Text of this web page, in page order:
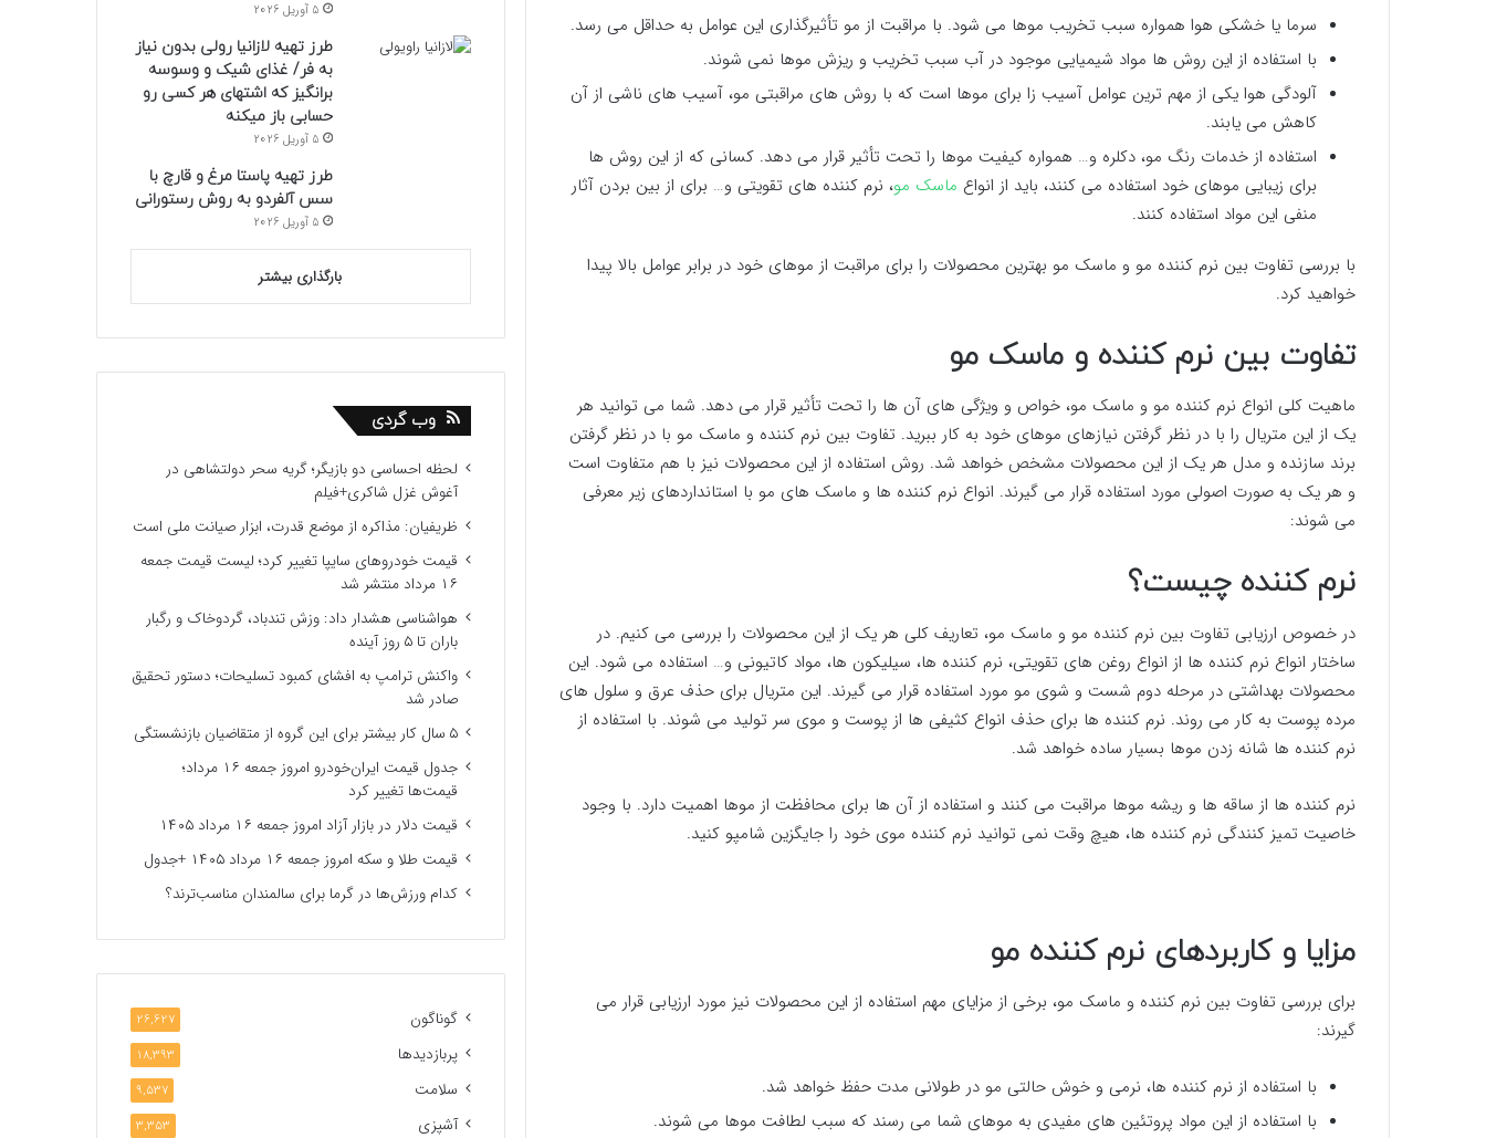
سرما یا خشکی هوا همواره سبب تخریب موها می شود. با مراقبت از مو تأثیرگذاری این عوامل به حداقل می رسد.
با استفاده از این روش ها مواد شیمیایی موجود در آب سبب تخریب و ریزش موها نمی شوند.
آلودگی هوا یکی از مهم ترین عوامل آسیب زا برای موها است که با روش های مراقبتی مو، آسیب های ناشی از آن
کاهش می یابند.
استفاده از خدمات رنگ مو، دکلره و… همواره کیفیت موها را تحت تأثیر قرار می دهد. کسانی که از این روش ها
برای زیبایی موهای خود استفاده می کنند، باید از انواع ماسک مو، نرم کننده های تقویتی و… برای از بین بردن آثار
منفی این مواد استفاده کنند.
با بررسی تفاوت بین نرم کننده مو و ماسک مو بهترین محصولات را برای مراقبت از موهای خود در برابر عوامل بالا پیدا
خواهید کرد.
تفاوت بین نرم کننده و ماسک مو
ماهیت کلی انواع نرم کننده مو و ماسک مو، خواص و ویژگی های آن ها را تحت تأثیر قرار می دهد. شما می توانید هر
یک از این متریال را با در نظر گرفتن نیازهای موهای خود به کار ببرید. تفاوت بین نرم کننده و ماسک مو با در نظر گرفتن
برند سازنده و مدل هر یک از این محصولات مشخص خواهد شد. روش استفاده از این محصولات نیز با هم متفاوت است
و هر یک به صورت اصولی مورد استفاده قرار می گیرند. انواع نرم کننده ها و ماسک های مو با استانداردهای زیر معرفی
می شوند:
نرم کننده چیست؟
در خصوص ارزیابی تفاوت بین نرم کننده مو و ماسک مو، تعاریف کلی هر یک از این محصولات را بررسی می کنیم. در
ساختار انواع نرم کننده ها از انواع روغن های تقویتی، نرم کننده ها، سیلیکون ها، مواد کاتیونی و… استفاده می شود. این
محصولات بهداشتی در مرحله دوم شست و شوی مو مورد استفاده قرار می گیرند. این متریال برای حذف عرق و سلول های
مرده پوست به کار می روند. نرم کننده ها برای حذف انواع کثیفی ها از پوست و موی سر تولید می شوند. با استفاده از
نرم کننده ها شانه زدن موها بسیار ساده خواهد شد.
نرم کننده ها از ساقه ها و ریشه موها مراقبت می کنند و استفاده از آن ها برای محافظت از موها اهمیت دارد. با وجود
خاصیت تمیز کنندگی نرم کننده ها، هیچ وقت نمی توانید نرم کننده موی خود را جایگزین شامپو کنید.
مزایا و کاربردهای نرم کننده مو
برای بررسی تفاوت بین نرم کننده و ماسک مو، برخی از مزایای مهم استفاده از این محصولات نیز مورد ارزیابی قرار می
گیرند:
با استفاده از نرم کننده ها، نرمی و خوش حالتی مو در طولانی مدت حفظ خواهد شد.
با استفاده از این مواد پروتئین های مفیدی به موهای شما می رسند که سبب لطافت موها می شوند.
5 آوریل 2026
طرز تهیه لازانیا رولی بدون نیاز
به فر/ غذای شیک و وسوسه
برانگیز که اشتهای هر کسی رو
حسابی باز میکنه
5 آوریل 2026
طرز تهیه پاستا مرغ و قارچ با
سس آلفردو به روش رستورانی
5 آوریل 2026
بارگذاری بیشتر
وب گردی
لحظه احساسی دو بازیگر؛ گریه سحر دولتشاهی در
آغوش غزل شاکری+فیلم
ظریفیان: مذاکره از موضع قدرت، ابزار صیانت ملی است
قیمت خودروهای سایپا تغییر کرد؛ لیست قیمت جمعه
۱۶ مرداد منتشر شد
هواشناسی هشدار داد: وزش تندباد، گردوخاک و رگبار
باران تا ۵ روز آینده
واکنش ترامپ به افشای کمبود تسلیحات؛ دستور تحقیق
صادر شد
۵ سال کار بیشتر برای این گروه از متقاضیان بازنشستگی
جدول قیمت ایران‌خودرو امروز جمعه ۱۶ مرداد؛
قیمت‌ها تغییر کرد
قیمت دلار در بازار آزاد امروز جمعه ۱۶ مرداد ۱۴۰۵
قیمت طلا و سکه امروز جمعه ۱۶ مرداد ۱۴۰۵ +جدول
کدام ورزش‌ها در گرما برای سالمندان مناسب‌ترند؟
گوناگون 26,627
پربازدیدها 18,393
سلامت 9,537
آشپزی 3,353